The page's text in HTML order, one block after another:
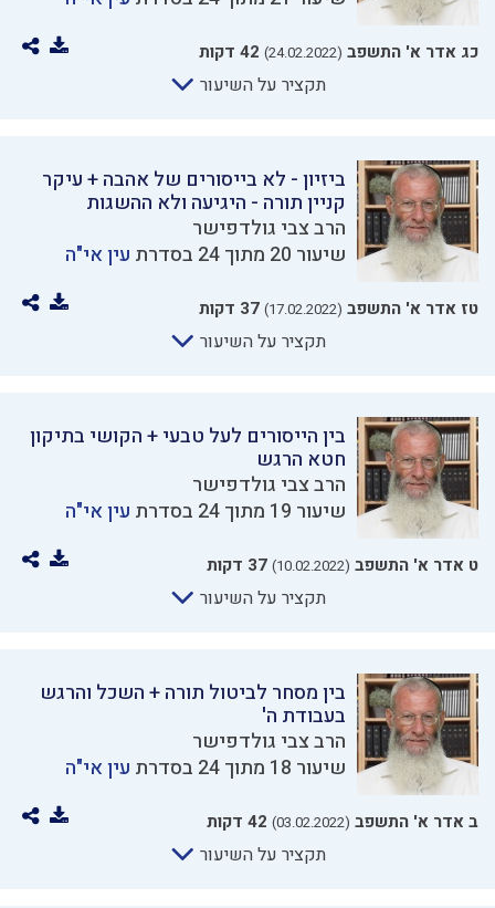
כג אדר א' התשפב (24.02.2022) 42 דקות
תקציר על השיעור
ביזיון - לא בייסורים של אהבה + עיקר
קניין תורה - היגיעה ולא ההשגות
הרב צבי גולדפישר
שיעור 20 מתוך 24 בסדרת
עין אי"ה
טז אדר א' התשפב (17.02.2022) 37 דקות
תקציר על השיעור
בין הייסורים לעל טבעי + הקושי בתיקון
חטא הרגש
הרב צבי גולדפישר
שיעור 19 מתוך 24 בסדרת
עין אי"ה
ט אדר א' התשפב (10.02.2022) 37 דקות
תקציר על השיעור
בין מסחר לביטול תורה + השכל והרגש
בעבודת ה'
הרב צבי גולדפישר
שיעור 18 מתוך 24 בסדרת
עין אי"ה
ב אדר א' התשפב (03.02.2022) 42 דקות
תקציר על השיעור